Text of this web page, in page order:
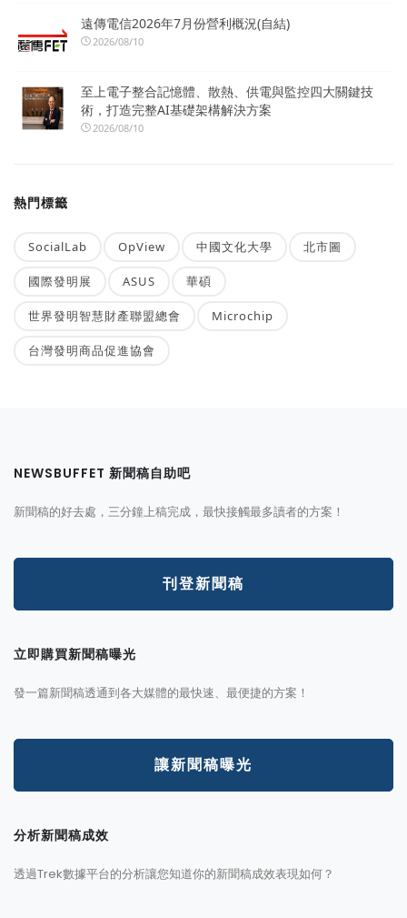
遠傳電信2026年7月份營利概況(自結)
2026/08/10
至上電子整合記憶體、散熱、供電與監控四大關鍵技
術，打造完整AI基礎架構解決方案
2026/08/10
熱門標籤
SocialLab OpView 中國文化大學 北市圖
國際發明展 ASUS 華碩
世界發明智慧財產聯盟總會 Microchip
台灣發明商品促進協會
NEWSBUFFET 新聞稿自助吧
新聞稿的好去處，三分鐘上稿完成，最快接觸最多讀者的方案！
刊登新聞稿
立即購買新聞稿曝光
發一篇新聞稿透通到各大媒體的最快速、最便捷的方案！
讓新聞稿曝光
分析新聞稿成效
透過Trek數據平台的分析讓您知道你的新聞稿成效表現如何？